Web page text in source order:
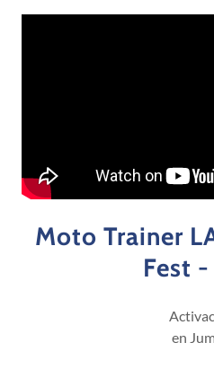
Moto Trainer
Fest
en